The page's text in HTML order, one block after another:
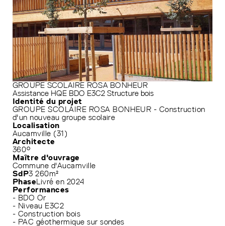
GROUPE SCOLAIRE ROSA BONHEUR
Assistance HQE BDO E3C2 Structure bois
Identité du projet
GROUPE SCOLAIRE ROSA BONHEUR - Construction
d'un nouveau groupe scolaire
Localisation
Aucamville (31)
Architecte
360°
Maître d'ouvrage
Commune d'Aucamville
SdP3 260m²
PhaseLivré en 2024
Performances
- BDO Or
- Niveau E3C2
- Construction bois
- PAC géothermique sur sondes